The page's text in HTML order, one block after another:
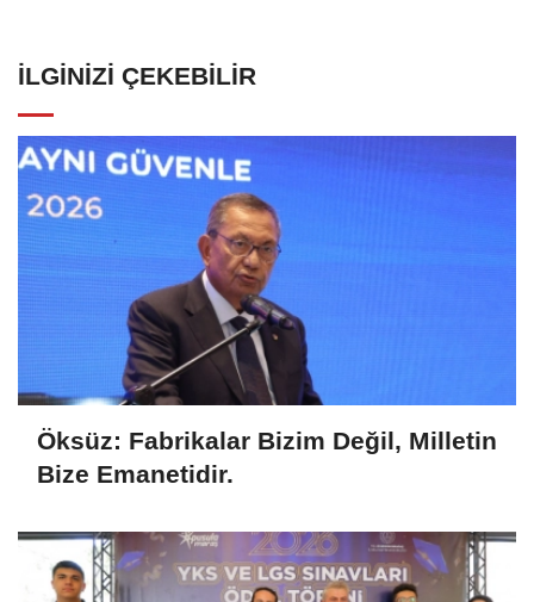
İLGINIZI ÇEKEBILIR
Öksüz: Fabrikalar Bizim Değil, Milletin
Bize Emanetidir.